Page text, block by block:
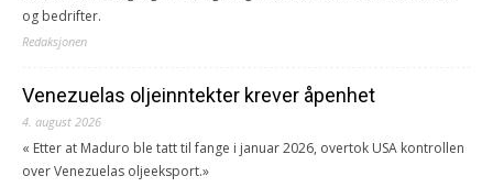
og bedrifter.
Redaksjonen
Venezuelas oljeinntekter krever åpenhet
4. august 2026
« Etter at Maduro ble tatt til fange i januar 2026, overtok USA kontrollen
over Venezuelas oljeeksport.»